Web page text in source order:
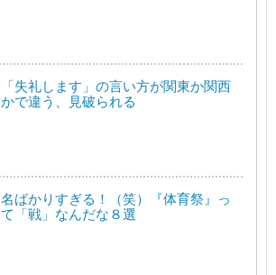
「失礼します」の言い方が関東か関西
かで違う、見破られる
名ばかりすぎる！（笑）『体育祭』っ
て「戦」なんだな８選